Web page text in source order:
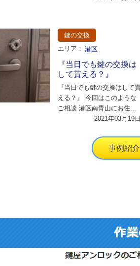
鍵の交換
エリア： 港区
『当日でも鍵の交換は
して貰える？』
『当日でも鍵の交換はして
える？』 今回はこのような
ご相談 港区南青山にお住ま
いの女性より 『鍵の交換を
2021年03月19日
事例紹